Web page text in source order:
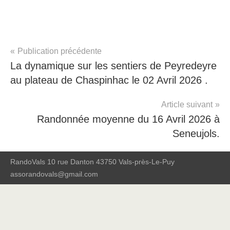
RandoVals
Navigation
de
l’article
Publication précédente
La dynamique sur les sentiers de Peyredeyre
au plateau de Chaspinhac le 02 Avril 2026 .
Article suivant
Randonnée moyenne du 16 Avril 2026 à
Seneujols.
RandoVals 10 rue Danton 43750 Vals-près-Le-Puy
assorandovals@gmail.com